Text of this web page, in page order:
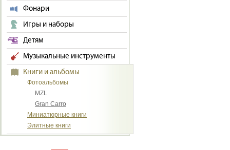
Фонари
Игры и наборы
Детям
Музыкальные инструменты
Книги и альбомы
Фотоальбомы
MZL
Gran Carro
Миниатюрные книги
Элитные книги